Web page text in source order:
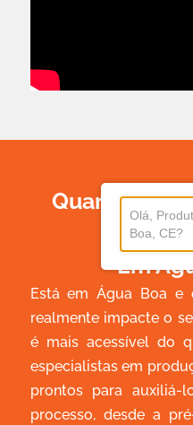
Quanto
Em
Está em Água Boa
realmente impacte o
é mais acessível do
especialistas em
prontos para
processo, desde a